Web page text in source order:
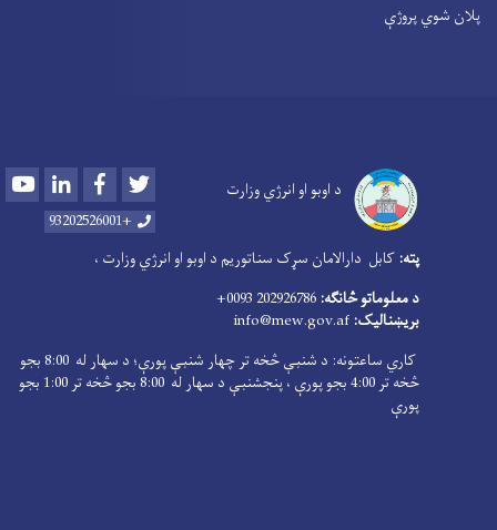
پلان شوي پروژې
د اوبو او انرژي وزارت YoutubeLinkedInFacebook
+93202526001
پته: کابل دارالامان سړک سناتوریم د اوبو او انرژي وزارت ،
د معلوماتو څانګه: 202926786 0093+
بریښنالیک: info@mew.gov.af
کاري ساعتونه: د شنبې څخه تر چهار شنبې پورې؛ د سهار له 8:00 بجو
څخه تر 4:00 بجو پورې ، پنجشنبې د سهار له 8:00 بجو څخه تر 1:00 بجو
پورې